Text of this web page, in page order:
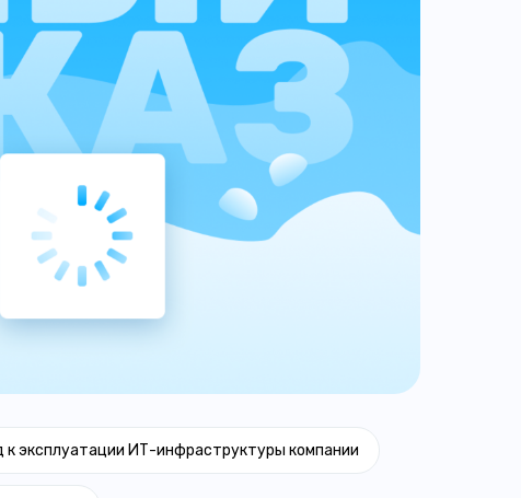
эксплуатации ИТ-инфраструктуры компании